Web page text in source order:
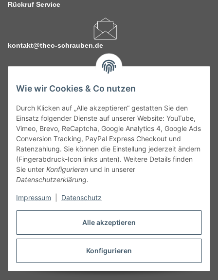
Alle akzeptieren
Konfigurieren
Wie wir Cookies & Co nutzen
Durch Klicken auf „Alle akzeptieren“ gestatten Sie den
Einsatz folgender Dienste auf unserer Website: YouTube,
Vimeo, Brevo, ReCaptcha, Google Analytics 4, Google Ads
Conversion Tracking, PayPal Express Checkout und
Ratenzahlung. Sie können die Einstellung jederzeit ändern
(Fingerabdruck-Icon links unten). Weitere Details finden
Sie unter Konfigurieren und in unserer
Datenschutzerklärung.
Impressum Datenschutz
Rückruf Service
kontakt@theo-schrauben.de
Service
Gesetzliche Informationen
Alle technischen Angaben ohne Gewähr. Irrtümer und fehlerhafte
Angaben vorbehalten. Wenn Sie Datenblätter oder spezielle
unseren Kundenservice. Abbildungen der Artikel können
Vertrag widerrufen